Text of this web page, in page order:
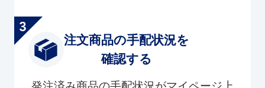
注文商品の手配状況を
確認する